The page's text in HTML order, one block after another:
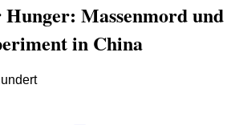
Massenmord und
in China